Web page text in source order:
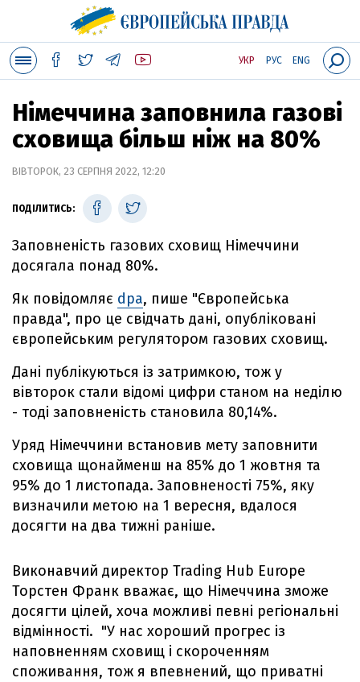
УКР РУС ENG
Німеччина заповнила газові
сховища більш ніж на 80%
ВІВТОРОК, 23 СЕРПНЯ 2022, 12:20
ПОДІЛИТИСЬ:
Заповненість газових сховищ Німеччини
досягала понад 80%.
Як повідомляє dpa, пише "Європейська
правда", про це свідчать дані, опубліковані
європейським регулятором газових сховищ.
Дані публікуються із затримкою, тож у
вівторок стали відомі цифри станом на неділю
- тоді заповненість становила 80,14%.
Уряд Німеччини встановив мету заповнити
сховища щонайменш на 85% до 1 жовтня та
95% до 1 листопада. Заповненості 75%, яку
визначили метою на 1 вересня, вдалося
досягти на два тижні раніше.
Виконавчий директор Trading Hub Europe
Торстен Франк вважає, що Німеччина зможе
досягти цілей, хоча можливі певні регіональні
відмінності. "У нас хороший прогрес із
наповненням сховищ і скороченням
споживання, тож я впевнений, що приватні